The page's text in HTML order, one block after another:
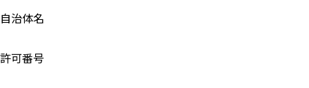
自治体名
許可番号